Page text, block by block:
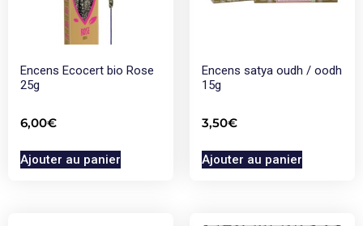
Encens Ecocert bio Rose
25g
6,00€
Ajouter au panier
Encens satya oudh / oodh
15g
3,50€
Ajouter au panier